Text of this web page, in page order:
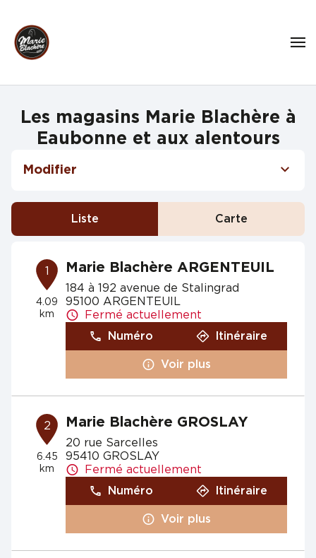
Les magasins Marie Blachère à
Eaubonne et aux alentours
Modifier
Liste Carte
1
4.09
km
Marie Blachère ARGENTEUIL
184 à 192 avenue de Stalingrad
95100 ARGENTEUIL
Fermé actuellement
Numéro
Itinéraire
Voir plus
2
6.45
km
Marie Blachère GROSLAY
20 rue Sarcelles
95410 GROSLAY
Fermé actuellement
Numéro
Itinéraire
Voir plus